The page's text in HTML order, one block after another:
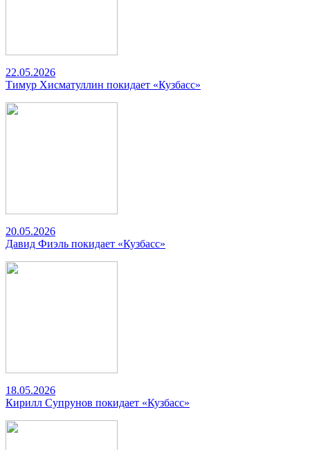
22.05.2026
Тимур Хисматуллин покидает «Кузбасс»
20.05.2026
Давид Фиэль покидает «Кузбасс»
18.05.2026
Кирилл Супрунов покидает «Кузбасс»